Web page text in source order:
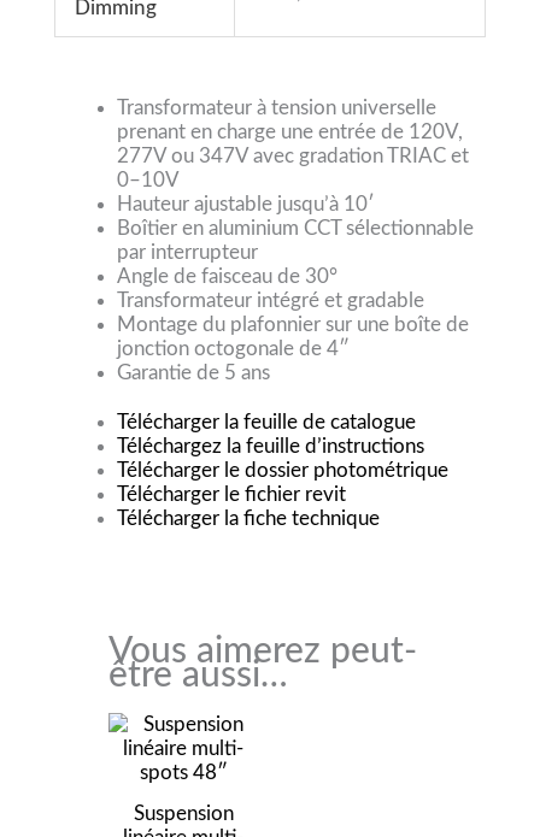
Dimming
Transformateur à tension universelle
prenant en charge une entrée de 120V,
277V ou 347V avec gradation TRIAC et
0–10V
Hauteur ajustable jusqu’à 10′
Boîtier en aluminium CCT sélectionnable
par interrupteur
Angle de faisceau de 30°
Transformateur intégré et gradable
Montage du plafonnier sur une boîte de
jonction octogonale de 4″
Garantie de 5 ans
Télécharger la feuille de catalogue
Téléchargez la feuille d’instructions
Télécharger le dossier photométrique
Télécharger le fichier revit
Télécharger la fiche technique
Vous aimerez peut-
être aussi…
Suspension